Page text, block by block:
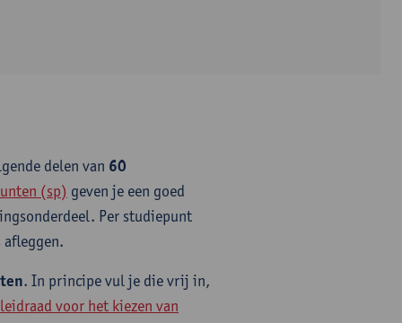
delen van 60
(sp) geven je een goed
Per studiepunt
afleggen.
. In principe vul je die vrij in,
leidraad voor het kiezen van